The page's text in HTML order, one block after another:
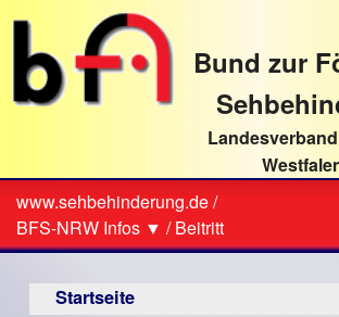
direkt
Textinhalt
Bund zur
Sie
sind
hier
www.sehbehinderung.de/
BFS-NRW Infos ▼ /Beitritt
Startseite